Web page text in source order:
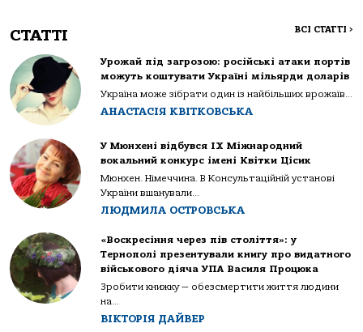
СТАТТІ ВСІ СТАТТІ >
Урожай під загрозою: російські атаки портів
можуть коштувати Україні мільярди доларів
Україна може зібрати один із найбільших врожаїв...
АНАСТАСІЯ КВІТКОВСЬКА
У Мюнхені відбувся IX Міжнародний
вокальний конкурс імені Квітки Цісик
Мюнхен. Німеччина. В Консультаційній установі
України вшанували...
ЛЮДМИЛА ОСТРОВСЬКА
«Воскресіння через пів століття»: у
Тернополі презентували книгу про видатного
військового діяча УПА Василя Процюка
Зробити книжку — обезсмертити життя людини
на...
ВІКТОРІЯ ДАЙВЕР